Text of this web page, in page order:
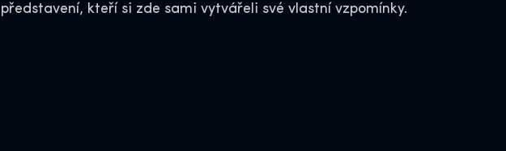
představení, kteří si zde sami vytvářeli své vlastní vzpomínky.